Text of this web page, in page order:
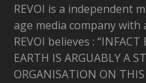
REVOI is a independent
age media company with
REVOI believes : “INFACT
EARTH IS ARGUABLY A
ORGANISATION ON